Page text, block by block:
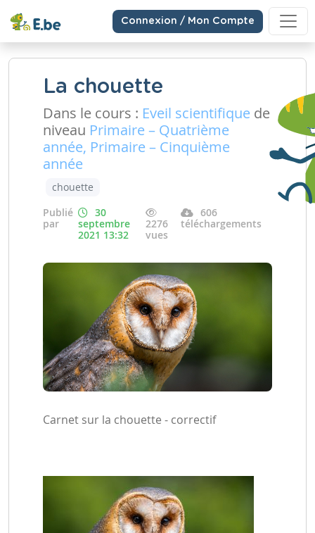
Connexion / Mon Compte
La chouette
Dans le cours : Eveil scientifique de
niveau Primaire – Quatrième
année, Primaire – Cinquième
année
chouette
Publié
par
30
septembre
2021 13:32
2276
vues
606
téléchargements
Carnet sur la chouette - correctif